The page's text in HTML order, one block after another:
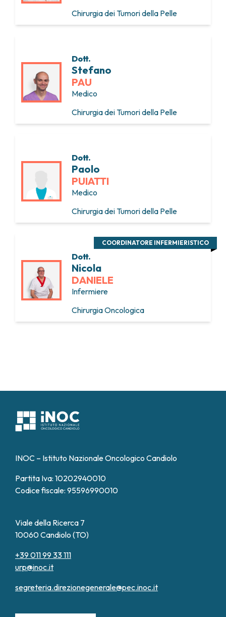
Chirurgia dei Tumori della Pelle
Dott.
Stefano
PAU
Medico
Chirurgia dei Tumori della Pelle
Dott.
Paolo
PUIATTI
Medico
Chirurgia dei Tumori della Pelle
Dott.
Nicola
DANIELE
Infermiere
Chirurgia Oncologica
COORDINATORE INFERMIERISTICO
INOC – Istituto Nazionale Oncologico Candiolo
Partita Iva: 10202940010
Codice fiscale: 95596990010
Viale della Ricerca 7
10060 Candiolo (TO)
+39 011 99 33 111
urp@inoc.it
segreteria.direzionegenerale@pec.inoc.it